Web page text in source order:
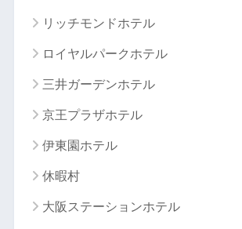
リッチモンドホテル
ロイヤルパークホテル
三井ガーデンホテル
京王プラザホテル
伊東園ホテル
休暇村
大阪ステーションホテル